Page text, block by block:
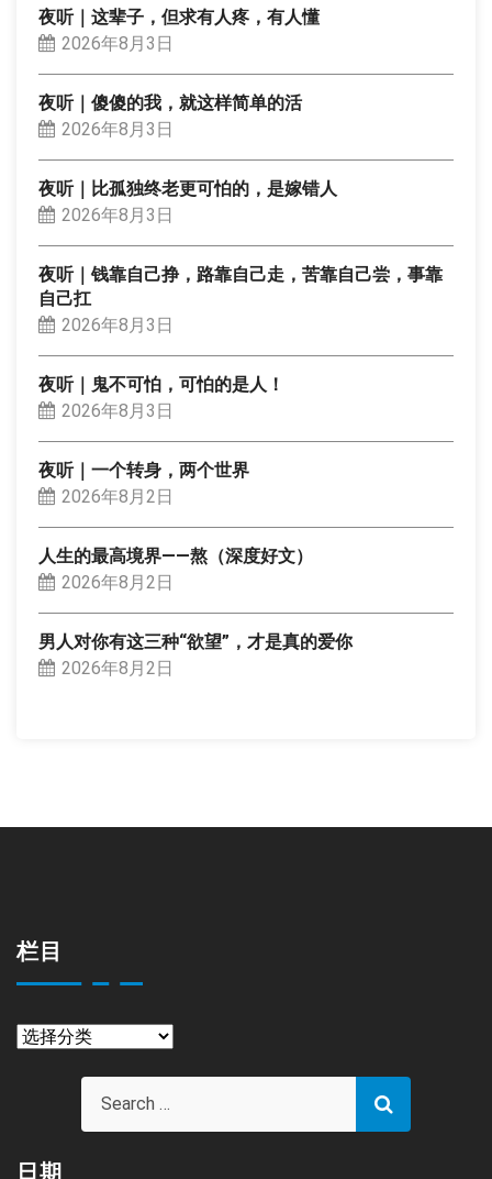
夜听｜这辈子，但求有人疼，有人懂
2026年8月3日
夜听｜傻傻的我，就这样简单的活
2026年8月3日
夜听｜比孤独终老更可怕的，是嫁错人
2026年8月3日
夜听｜钱靠自己挣，路靠自己走，苦靠自己尝，事靠
自己扛
2026年8月3日
夜听｜鬼不可怕，可怕的是人！
2026年8月3日
夜听｜一个转身，两个世界
2026年8月2日
人生的最高境界——熬（深度好文）
2026年8月2日
男人对你有这三种“欲望”，才是真的爱你
2026年8月2日
栏目
栏
日期